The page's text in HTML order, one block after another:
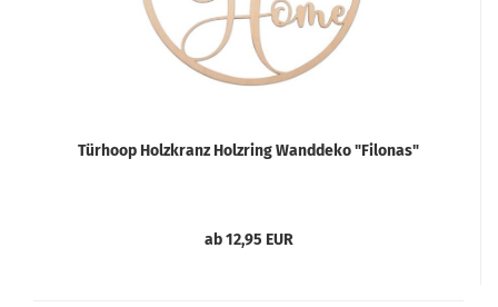
Türhoop Holzkranz Holzring Wanddeko "Filonas"
ab 12,95 EUR